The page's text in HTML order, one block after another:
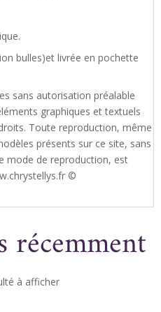
bulles)et livrée en pochette
sans autorisation préalable
graphiques et textuels
Toute reproduction, même
présents sur ce site, sans
mode de reproduction, est
©
récemment
à afficher